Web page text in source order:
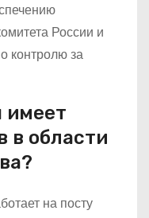
России и
контролю за
имеет
в области
на посту